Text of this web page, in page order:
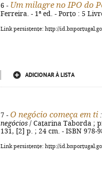
6 - Um milagre no IPO do
Ferreira. - 1ª ed. - Porto : 5
Link persistente: http://
ADICIONAR À LISTA
7 - O negócio começa em ti
negócios / Catarina Taborda ;
131, [2] p. ; 24 cm. - ISBN 978-
Link persistente: http://